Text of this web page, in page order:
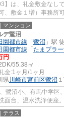
】は、礼金敷金な
、敷金１増）事務所
充実。3面採光、全...
マンション
デ鷺沼
園都市線 「 鷺沼 」駅
園都市線 「 たまプラ
円
55.38㎡
金:1ヶ月/1ヶ月
県川崎市宮前区鷺沼
鷺沼小、有馬中学区
面台、温水洗浄便座
ムキッチン新規交換
テラス